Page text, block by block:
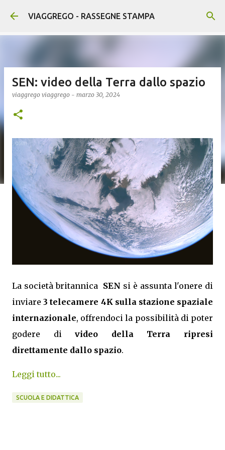
Passa ai contenuti principali
VIAGGREGO - RASSEGNE STAMPA
SEN: video della Terra dallo spazio
viaggrego viaggrego - marzo 30, 2024
La società britannica SEN si è assunta l'onere di
inviare3 telecamere 4K sulla stazione spaziale
internazionale, offrendoci la possibilità di poter
godere divideo della Terra ripresi
direttamente dallo spazio.
Leggi tutto...
SCUOLA E DIDATTICA